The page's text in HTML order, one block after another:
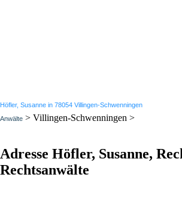
Höfler, Susanne in 78054 Villingen-Schwenningen
Anwälte > Villingen-Schwenningen >
Adresse Höfler, Susanne,
Rechtsanwälte